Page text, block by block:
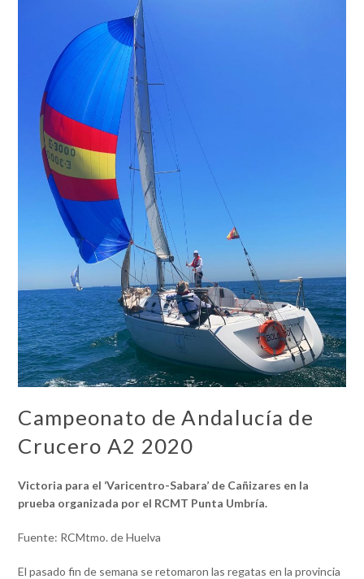
Campeonato de Andalucía de
Crucero A2 2020
Victoria para el ‘Varicentro-Sabara’ de Cañizares en la
prueba organizada por el RCMT Punta Umbría.
Fuente: RCMtmo. de Huelva
El pasado fin de semana se retomaron las regatas en la provincia